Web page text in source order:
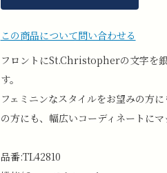
この商品について問い合わせる
フロントにSt.Christopherの文字を
す。
フェミニンなスタイルをお望みの方
の方にも、幅広いコーディネートにマ
品番:TL42810